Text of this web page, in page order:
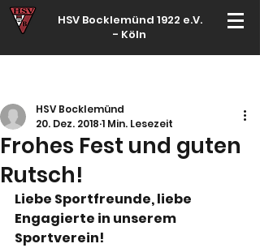
HSV Bocklemünd 1922 e.V.
- Köln
Frohes Fest und guten
Rutsch!
HSV Bocklemünd
20. Dez. 2018 1 Min. Lesezeit
Liebe Sportfreunde, liebe
Engagierte in unserem
Sportverein!